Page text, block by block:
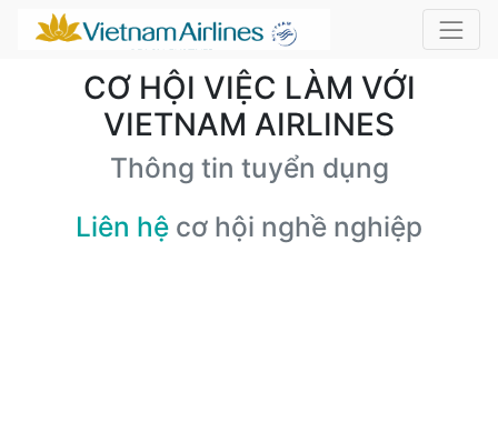
CƠ HỘI VIỆC LÀM VỚI
VIETNAM AIRLINES
Thông tin tuyển dụng
Liên hệ cơ hội nghề nghiệp